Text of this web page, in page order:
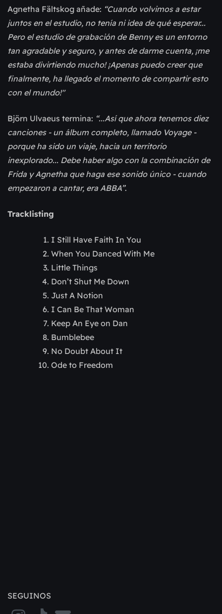
Agnetha Fältskog añade: “Cuando volvimos a estar
juntos en el estudio, no tenía ni idea de qué esperar...
Pero el estudio de grabación de Benny es un entorno
tan agradable y seguro, y antes de darme cuenta, ¡me
estaba divirtiendo mucho! ¡Apenas puedo creer que
finalmente, ha llegado el momento de compartir esto
con el mundo!"
Björn Ulvaeus termina: “...Así que ahora tenemos diez
canciones - un álbum completo, llamado Voyage -
porque ha sido un viaje, hacia un territorio
inexplorado... Debe haber algo con la combinación de
Frida y Agnetha que haga ese sonido único - cuando
empezaron a cantar, era ABBA”.
Tracklisting
I Still Have Faith In You
When You Danced With Me
Little Things
Don’t Shut Me Down
Just A Notion
I Can Be That Woman
Keep An Eye on Dan
Bumblebee
No Doubt About It
Ode to Freedom
SEGUINOS